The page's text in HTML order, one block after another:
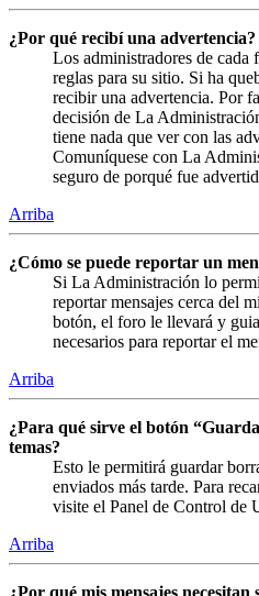
¿Por qué recibí una advertencia?
Los administradores de
reglas para su sitio. Si ha
recibir una advertencia. Por
decisión de La
tiene nada que ver con las
Comuníquese con La
seguro de porqué fue
Arriba
¿Cómo se puede reportar un
Si La Administración lo
reportar mensajes cerca del
botón, el foro le llevará y
necesarios para reportar el
Arriba
¿Para qué sirve el botón
temas?
Esto le permitirá guardar
enviados más tarde. Para
visite el Panel de Control de
Arriba
¿Por qué mis mensajes necesitan